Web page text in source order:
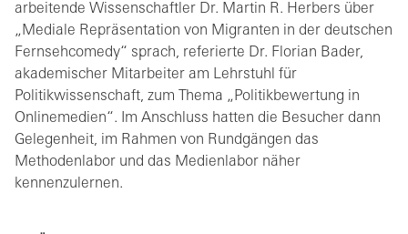
arbeitende Wissenschaftler Dr. Martin R. Herbers über
„Mediale Repräsentation von Migranten in der deutschen
Fernsehcomedy“ sprach, referierte Dr. Florian Bader,
akademischer Mitarbeiter am Lehrstuhl für
Politikwissenschaft, zum Thema „Politikbewertung in
Onlinemedien“. Im Anschluss hatten die Besucher dann
Gelegenheit, im Rahmen von Rundgängen das
Methodenlabor und das Medienlabor näher
kennenzulernen.